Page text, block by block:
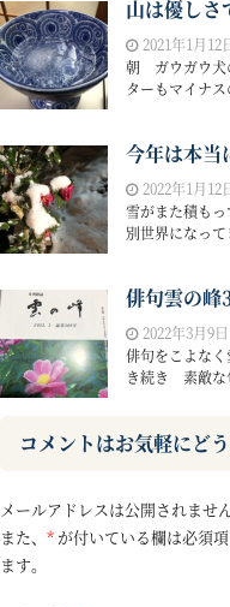
山は優しさ
2021年1月12
朝 ガウガウ犬
ターもマイナ
今年は本当
2022年1月12
雪がまた積も
別世界になっ
俳句雲の峰
2022年3月9日
俳句をこよな
き続き 素敵な
コメントはお気軽にど
メールアドレスは公開されませ
また、 * が付いている欄は必須
ます。